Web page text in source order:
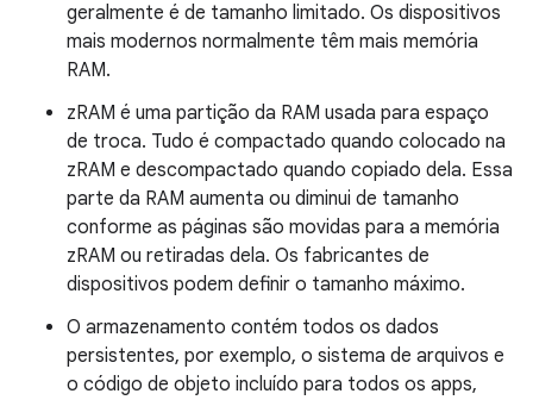
geralmente é de tamanho limitado. Os dispositivos
mais modernos normalmente têm mais memória
RAM.
zRAM é uma partição da RAM usada para espaço
de troca. Tudo é compactado quando colocado na
zRAM e descompactado quando copiado dela. Essa
parte da RAM aumenta ou diminui de tamanho
conforme as páginas são movidas para a memória
zRAM ou retiradas dela. Os fabricantes de
dispositivos podem definir o tamanho máximo.
O armazenamento contém todos os dados
persistentes, por exemplo, o sistema de arquivos e
o código de objeto incluído para todos os apps,